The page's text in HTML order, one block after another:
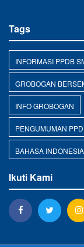
Tags
INFORMASI PPDB
GROBOGAN
INFO GROBOGAN
PENGUMUMAN
BAHASA INDONESIA
Ikuti Kami